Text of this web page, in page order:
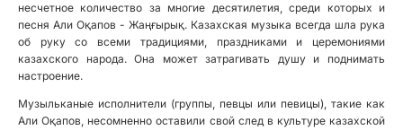
несчетное количество за многие десятилетия, среди которых и
песня Али Оқапов - Жаңғырық. Казахская музыка всегда шла рука
об руку со всеми традициями, праздниками и церемониями
казахского народа. Она может затрагивать душу и поднимать
настроение.
Музыльканые исполнители (группы, певцы или певицы), такие как
Али Оқапов, несомненно оставили свой след в культуре казахской